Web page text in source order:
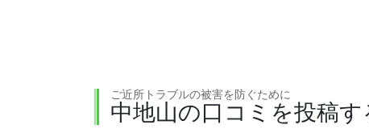
ご近所トラブルの被害を防ぐために
中地山の口コミを投稿す